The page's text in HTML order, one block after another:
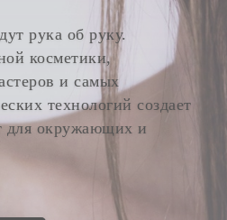
рука об руку.
косметики,
и самых
технологий создает
для окружающих и